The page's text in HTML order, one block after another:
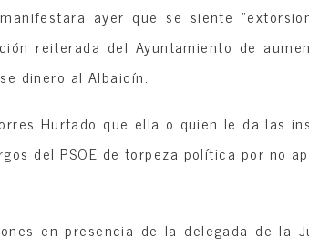
ayer que se siente
reiterada del Ayuntamiento de
dinero al Albaicín.
Hurtado que ella o quien le da las
del PSOE de torpeza política por no
en presencia de la delegada de la